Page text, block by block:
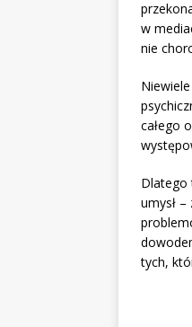
w
nie
całego
Dlatego
umysł
tych,